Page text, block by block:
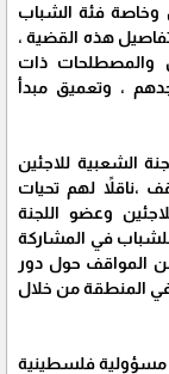
وخاصة فئة الشباب
هذه القضية ،
والمصطلحات ذات
، وتعميق مبدأ
الشعبية للاجئين
،ناقلاً لهم تحيات
وعضو اللجنة
للشباب في المشاركة
المواقف حول دور
المنطقة من خلال
مسؤولية فلسطينية